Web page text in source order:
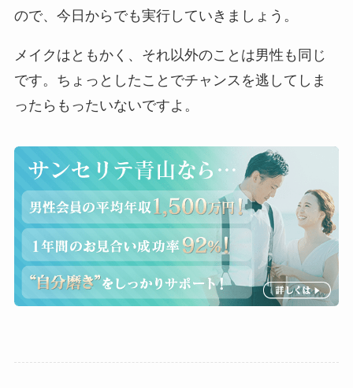
ので、今日からでも実行していきましょう。
メイクはともかく、それ以外のことは男性も同じ
です。ちょっとしたことでチャンスを逃してしま
ったらもったいないですよ。